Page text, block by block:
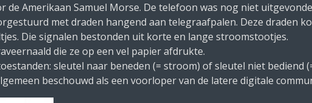
de Amerikaan Samuel Morse. De telefoon was nog niet
met draden hangend aan telegraafpalen. Deze draden
Die signalen bestonden uit korte en lange stroomstootjes.
die ze op een vel papier afdrukte.
sleutel naar beneden (= stroom) of sleutel niet bediend
beschouwd als een voorloper van de latere digitale